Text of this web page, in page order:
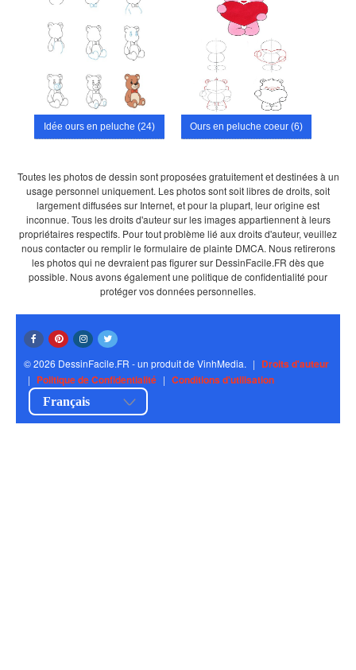
Idée ours en peluche (24) Ours en peluche coeur (6)
Toutes les photos de dessin sont proposées gratuitement et destinées à un
usage personnel uniquement. Les photos sont soit libres de droits, soit
largement diffusées sur Internet, et pour la plupart, leur origine est
inconnue. Tous les droits d'auteur sur les images appartiennent à leurs
propriétaires respectifs. Pour tout problème lié aux droits d'auteur, veuillez
nous contacter ou remplir le formulaire de plainte DMCA. Nous retirerons
les photos qui ne devraient pas figurer sur DessinFacile.FR dès que
possible. Nous avons également une politique de confidentialité pour
protéger vos données personnelles.
© 2026 DessinFacile.FR - un produit de VinhMedia. | Droits d'auteur
| Politique de Confidentialité | Conditions d'utilisation
Français